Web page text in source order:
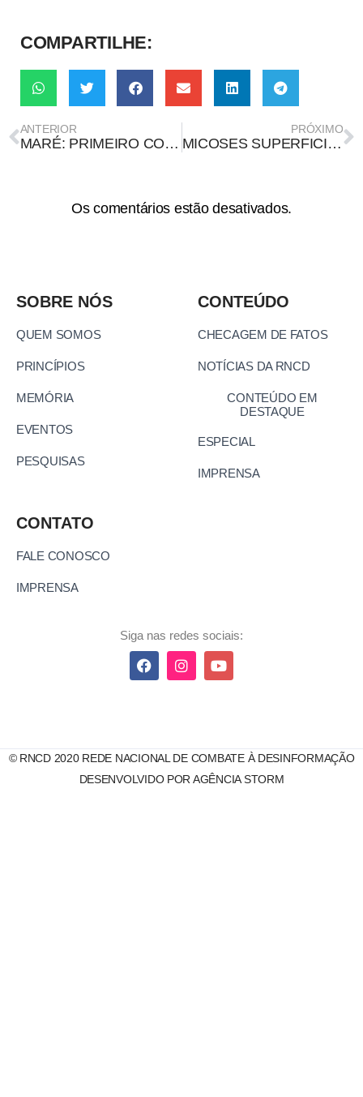
COMPARTILHE:
ANTERIOR
MARÉ: PRIMEIRO CONJUNTO DE FAVELAS ALVO DE VACINAÇÃO EM MASSA
PRÓXIMO
MICOSES SUPERFICIAIS
Os comentários estão desativados.
SOBRE NÓS
QUEM SOMOS
PRINCÍPIOS
MEMÓRIA
EVENTOS
PESQUISAS
CONTEÚDO
CHECAGEM DE FATOS
NOTÍCIAS DA RNCD
CONTEÚDO EM
DESTAQUE
ESPECIAL
IMPRENSA
CONTATO
FALE CONOSCO
IMPRENSA
Siga nas redes sociais:
© RNCD 2020 REDE NACIONAL DE COMBATE À DESINFORMAÇÃO
DESENVOLVIDO POR AGÊNCIA STORM